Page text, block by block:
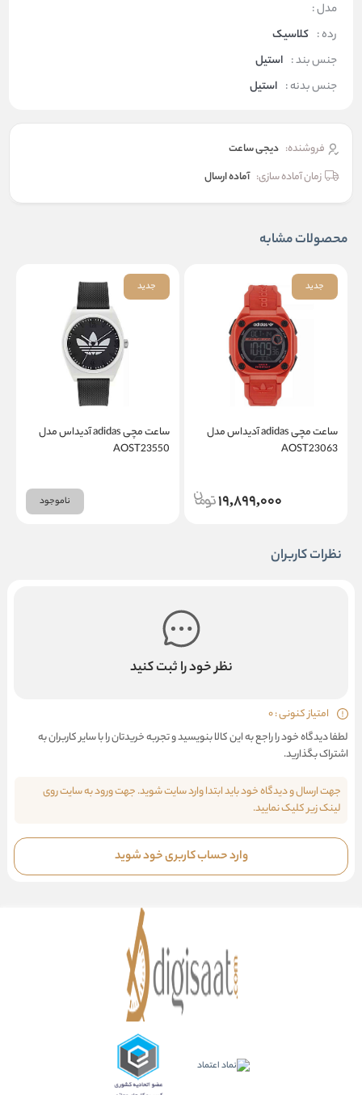
مدل :
رده : کلاسیک
جنس بند : استیل
جنس بدنه : استیل
فروشنده: دیجی ساعت
زمان آماده سازی: آماده ارسال
محصولات مشابه
جدید
ساعت مچی adidas آدیداس مدل
AOST23063
19,899,000
جدید
ساعت مچی adidas آدیداس مدل
AOST23550
ناموجود
نظرات کاربران
نظر خود را ثبت کنید
امتیاز کنونی : 0
لطفا دیدگاه خود را راجع به این کالا بنویسید و تجربه خریدتان را با سایر کاربران به
اشتراک بگذارید.
جهت ارسال و دیدگاه خود باید ابتدا وارد سایت شوید. جهت ورود به سایت روی
لینک زیر کلیک نمایید.
وارد حساب کاربری خود شوید